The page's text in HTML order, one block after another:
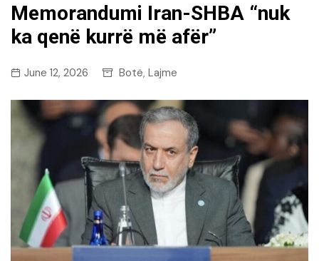
Memorandumi Iran-SHBA “nuk
ka qenë kurrë më afër”
June 12, 2026 Botë, Lajme